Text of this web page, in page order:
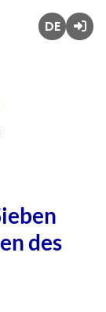
des